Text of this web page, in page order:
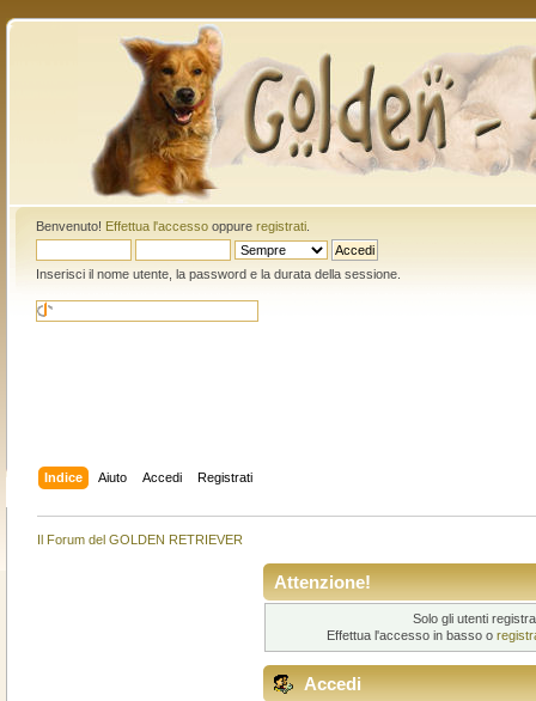
Benvenuto! Effettua l'accessooppure registrati.
Inserisci il nome utente, la password e la durata della sessione.
Indice Aiuto Accedi Registrati
Il Forum del GOLDEN RETRIEVER
Attenzione!
Solo gli utenti
Effettua l'accesso in basso o
Accedi